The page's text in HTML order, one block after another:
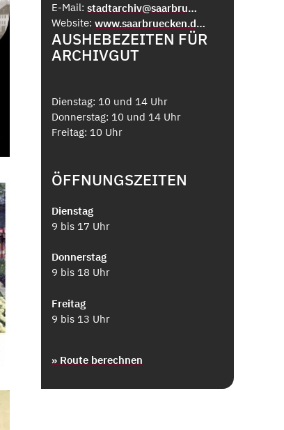
E-Mail:
stadtarchiv@saarbruecken.de
Website:
www.saarbruecken.de/stadtarchiv
AUSHEBEZEITEN FÜR
ARCHIVGUT
Dienstag: 10 und 14 Uhr
Donnerstag: 10 und 14 Uhr
Freitag: 10 Uhr
ÖFFNUNGSZEITEN
Dienstag
9 bis 17 Uhr
Donnerstag
9 bis 18 Uhr
Freitag
9 bis 13 Uhr
» Route berechnen